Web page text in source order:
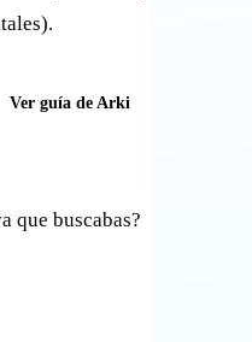
Ver guía de Arki
que buscabas?